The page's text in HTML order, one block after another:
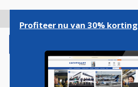
gaan
Profiteer nu van 30% korting